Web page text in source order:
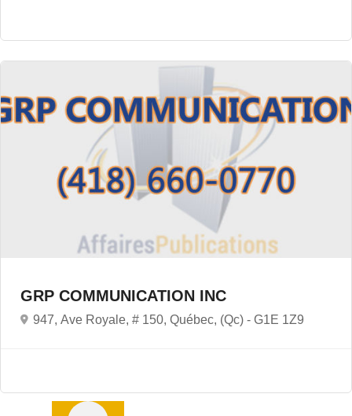
GRP COMMUNICATION INC
947, Ave Royale, # 150, Québec, (Qc) - G1E 1Z9